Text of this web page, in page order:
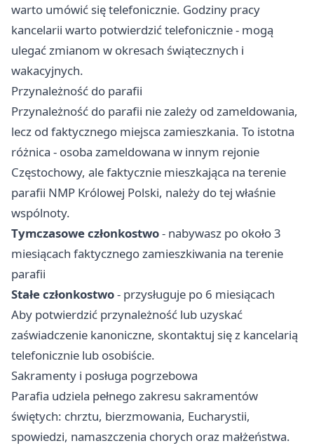
warto umówić się telefonicznie. Godziny pracy
kancelarii warto potwierdzić telefonicznie - mogą
ulegać zmianom w okresach świątecznych i
wakacyjnych.
Przynależność do parafii
Przynależność do parafii nie zależy od zameldowania,
lecz od faktycznego miejsca zamieszkania. To istotna
różnica - osoba zameldowana w innym rejonie
Częstochowy, ale faktycznie mieszkająca na terenie
parafii NMP Królowej Polski, należy do tej właśnie
wspólnoty.
Tymczasowe członkostwo- nabywasz po około 3
miesiącach faktycznego zamieszkiwania na terenie
parafii
Stałe członkostwo- przysługuje po 6 miesiącach
Aby potwierdzić przynależność lub uzyskać
zaświadczenie kanoniczne, skontaktuj się z kancelarią
telefonicznie lub osobiście.
Sakramenty i posługa pogrzebowa
Parafia udziela pełnego zakresu sakramentów
świętych: chrztu, bierzmowania, Eucharystii,
spowiedzi, namaszczenia chorych oraz małżeństwa.